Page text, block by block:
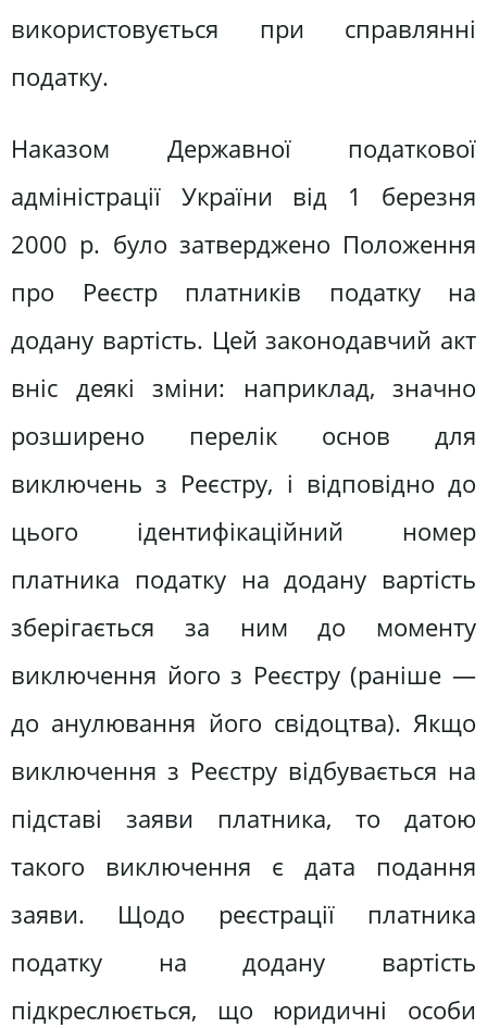
використовується при справлянні
податку.
Наказом Державної податкової
адміністрації України від 1 березня
2000 р. було затверджено Положення
про Реєстр платників податку на
додану вартість. Цей законодавчий акт
вніс деякі зміни: наприклад, значно
розширено перелік основ для
виключень з Реєстру, і відповідно до
цього ідентифікаційний номер
платника податку на додану вартість
зберігається за ним до моменту
виключення його з Реєстру (раніше —
до анулювання його свідоцтва). Якщо
виключення з Реєстру відбувається на
підставі заяви платника, то датою
такого виключення є дата подання
заяви. Щодо реєстрації платника
податку на додану вартість
підкреслюється, що юридичні особи